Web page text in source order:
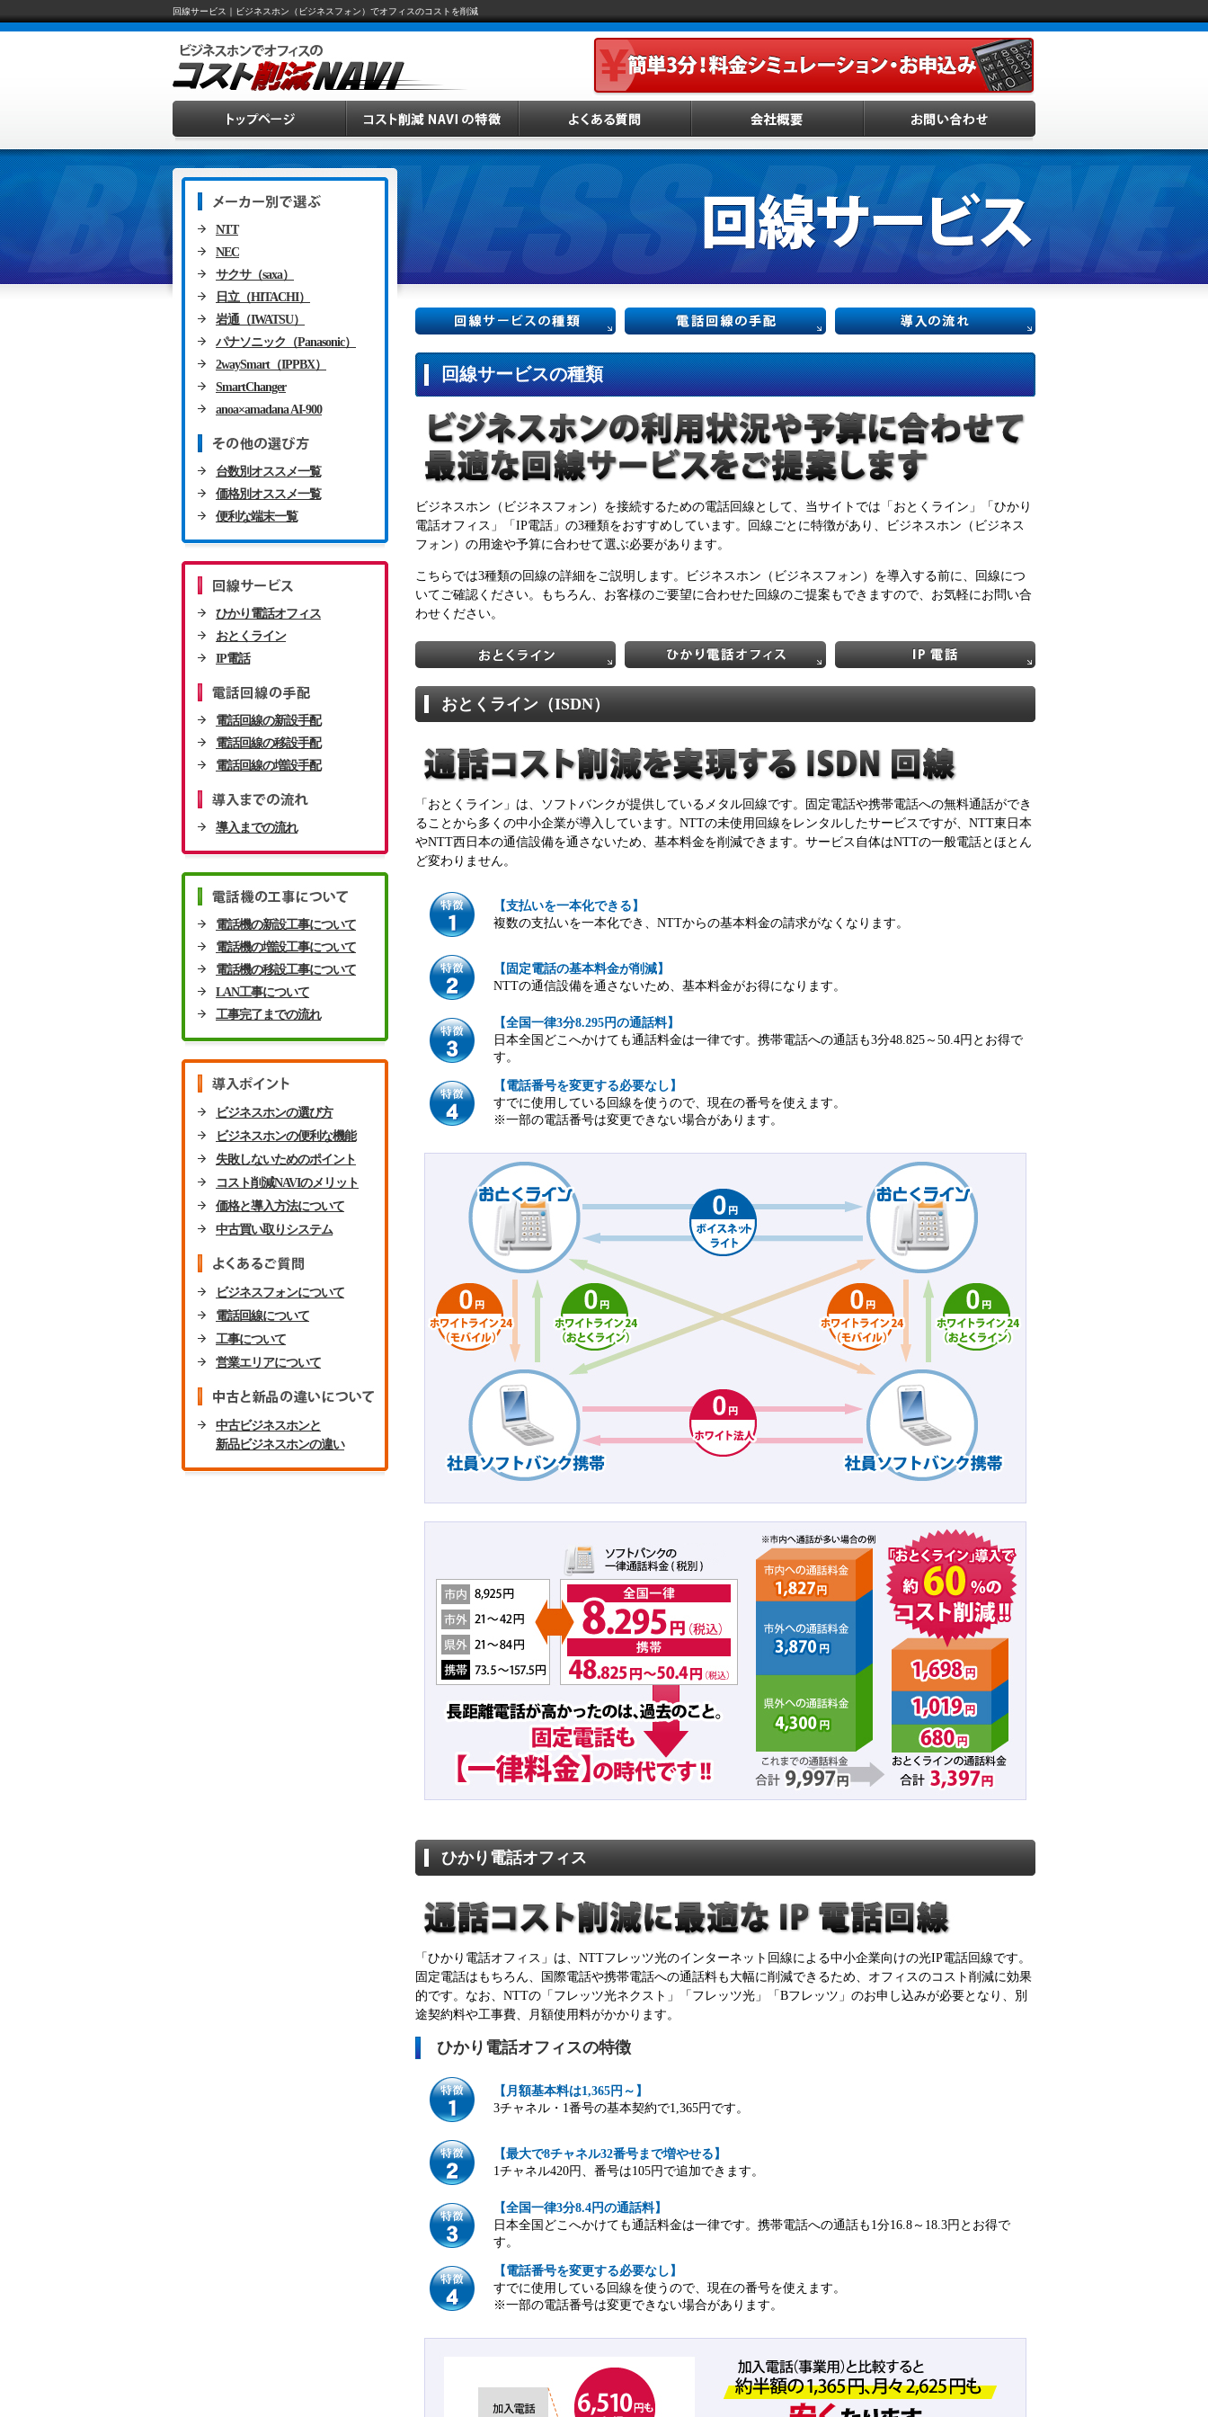
回線サービス｜ビジネスホン（ビジネスフォン）でオフィスのコストを削減
回線サービスの種類
ビジネスホン（ビジネスフォン）を接続するための電話回線として、当サイトでは「おとくライン」「ひかり
電話オフィス」「IP電話」の3種類をおすすめしています。回線ごとに特徴があり、ビジネスホン（ビジネス
フォン）の用途や予算に合わせて選ぶ必要があります。
こちらでは3種類の回線の詳細をご説明します。ビジネスホン（ビジネスフォン）を導入する前に、回線につ
いてご確認ください。もちろん、お客様のご要望に合わせた回線のご提案もできますので、お気軽にお問い合
わせください。
おとくライン（ISDN）
「おとくライン」は、ソフトバンクが提供しているメタル回線です。固定電話や携帯電話への無料通話ができ
ることから多くの中小企業が導入しています。NTTの未使用回線をレンタルしたサービスですが、NTT東日本
やNTT西日本の通信設備を通さないため、基本料金を削減できます。サービス自体はNTTの一般電話とほとん
ど変わりません。
【支払いを一本化できる】
複数の支払いを一本化でき、NTTからの基本料金の請求がなくなります。
【固定電話の基本料金が削減】
NTTの通信設備を通さないため、基本料金がお得になります。
【全国一律3分8.295円の通話料】
日本全国どこへかけても通話料金は一律です。携帯電話への通話も3分48.825～50.4円とお得で
す。
【電話番号を変更する必要なし】
すでに使用している回線を使うので、現在の番号を使えます。
※一部の電話番号は変更できない場合があります。
ひかり電話オフィス
「ひかり電話オフィス」は、NTTフレッツ光のインターネット回線による中小企業向けの光IP電話回線です。
固定電話はもちろん、国際電話や携帯電話への通話料も大幅に削減できるため、オフィスのコスト削減に効果
的です。なお、NTTの「フレッツ光ネクスト」「フレッツ光」「Bフレッツ」のお申し込みが必要となり、別
途契約料や工事費、月額使用料がかかります。
ひかり電話オフィスの特徴
【月額基本料は1,365円～】
3チャネル・1番号の基本契約で1,365円です。
【最大で8チャネル32番号まで増やせる】
1チャネル420円、番号は105円で追加できます。
【全国一律3分8.4円の通話料】
日本全国どこへかけても通話料金は一律です。携帯電話への通話も1分16.8～18.3円とお得で
す。
【電話番号を変更する必要なし】
すでに使用している回線を使うので、現在の番号を使えます。
※一部の電話番号は変更できない場合があります。
NTT
NEC
サクサ（saxa）
日立（HITACHI）
岩通（IWATSU）
パナソニック（Panasonic）
2waySmart（IPPBX）
SmartChanger
anoa×amadana AI-900
台数別オススメ一覧
価格別オススメ一覧
便利な端末一覧
ひかり電話オフィス
おとくライン
IP電話
電話回線の新設手配
電話回線の移設手配
電話回線の増設手配
導入までの流れ
電話機の新設工事について
電話機の増設工事について
電話機の移設工事について
LAN工事について
工事完了までの流れ
ビジネスホンの選び方
ビジネスホンの便利な機能
失敗しないためのポイント
コスト削減NAVIのメリット
価格と導入方法について
中古買い取りシステム
ビジネスフォンについて
電話回線について
工事について
営業エリアについて
中古ビジネスホンと
新品ビジネスホンの違い